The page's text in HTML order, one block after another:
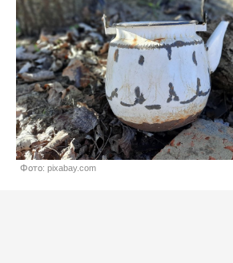
Фото: pixabay.com